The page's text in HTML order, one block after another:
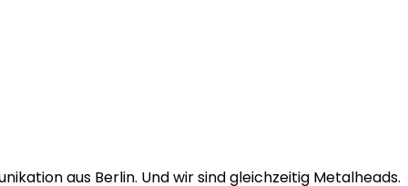
aus Berlin. Und wir sind gleichzeitig Metalheads.